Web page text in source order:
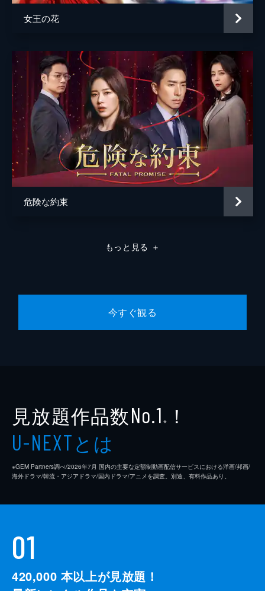
の座を譲る代わりにグァンイルとシウォルの
結婚を認めてほしいと持ちかける。
第7話
グァンイルとシウォルが結婚したことを知っ
たユウォルは、安アパートですさんだ生活を
送っていた。そんななか、ユウォルはひった
くりに襲われた金貸しのジェボクを助け、ジ
ェボクはユウォルをある場所へ連れていく。
33分
第8話
シウォルはウォルチョンにある条件を提示
し、息子・ジミンのDNA親子鑑定を実施する
ことに同意。酒で不安を紛らわせていたグァ
ンイルは、ウォルチョンから赤ん坊は確実に
自分の息子だと聞かされて大喜びする。
ユウォルとばったり再会したドクシルは恩知
はジェボクに金を借りて株を始め、新たな人
34分
女王の花
危険な約束
もっと見る ＋
今すぐ観る
見放題作品数No.1 ※ ！
U-NEXTとは
※GEM Partners調べ/2026年7⽉ 国内の主要な定額制動画配信サービスにおける洋画/邦画/
海外ドラマ/韓流・アジアドラマ/国内ドラマ/アニメを調査。別途、有料作品あり。
01
420,000 本以上が見放題！